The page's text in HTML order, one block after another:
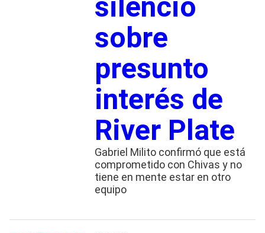
sobre
presunto
interés de
River Plate
Gabriel Milito confirmó que está
comprometido con Chivas y no
tiene en mente estar en otro
equipo